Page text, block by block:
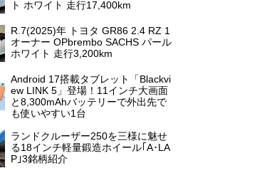
ト ホワイト 走行17,400km
R.7(2025)年 トヨタ GR86 2.4 RZ 1
オーナー OPbrembo SACHS パール
ホワイト 走行3,200km
Android 17搭載タブレット「Blackvi
ew LINK 5」登場！11インチ大画面
と8,300mAhバッテリーで外出先で
も使いやすい1台
ランドクルーザー250を三様に魅せ
る18インチ軽量鍛造ホイール｢A･LA
P｣3銘柄紹介